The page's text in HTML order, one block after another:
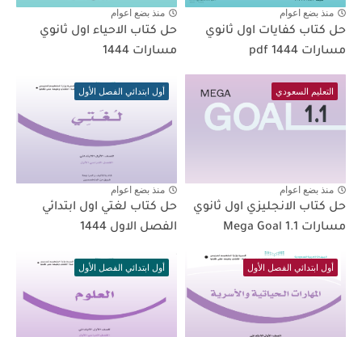
منذ بضع اعوام
حل كتاب كفايات اول ثانوي
مسارات pdf 1444
منذ بضع اعوام
حل كتاب الاحياء اول ثانوي
مسارات 1444
التعليم السعودي
منذ بضع اعوام
حل كتاب الانجليزي اول ثانوي
مسارات Mega Goal 1.1
أول ابتدائي الفصل الأول
منذ بضع اعوام
حل كتاب لغتي اول ابتدائي
الفصل الاول 1444
أول ابتدائي الفصل الأول أول ابتدائي الفصل الأول